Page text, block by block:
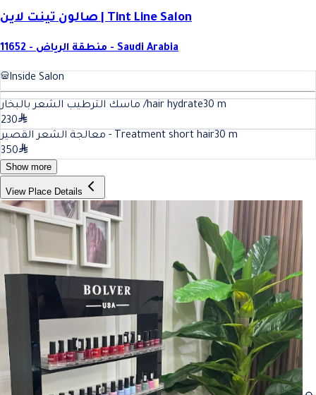
صالون تينت لاين | Tint Line Salon
11652 - منطقة الرياض - Saudi Arabia
Inside Salon
ماسك الترطيب الشعر بالبخار /hair hydrate30 m
230
معالجة الشعر القصير - Treatment short hair30 m
350
Show more
View Place Details